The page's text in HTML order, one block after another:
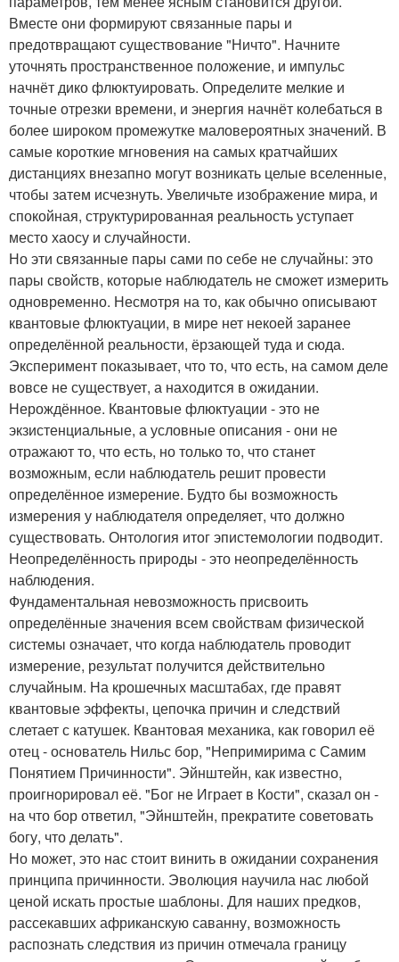
Вместе они формируют связанные пары и
предотвращают существование "Ничто". Начните
уточнять пространственное положение, и импульс
начнёт дико флюктуировать. Определите мелкие и
точные отрезки времени, и энергия начнёт колебаться в
более широком промежутке маловероятных значений. В
самые короткие мгновения на самых кратчайших
дистанциях внезапно могут возникать целые вселенные,
чтобы затем исчезнуть. Увеличьте изображение мира, и
спокойная, структурированная реальность уступает
место хаосу и случайности.
Но эти связанные пары сами по себе не случайны: это
пары свойств, которые наблюдатель не сможет измерить
одновременно. Несмотря на то, как обычно описывают
квантовые флюктуации, в мире нет некоей заранее
определённой реальности, ёрзающей туда и сюда.
Эксперимент показывает, что то, что есть, на самом деле
вовсе не существует, а находится в ожидании.
Нерождённое. Квантовые флюктуации - это не
экзистенциальные, а условные описания - они не
отражают то, что есть, но только то, что станет
возможным, если наблюдатель решит провести
определённое измерение. Будто бы возможность
измерения у наблюдателя определяет, что должно
существовать. Онтология итог эпистемологии подводит.
Неопределённость природы - это неопределённость
наблюдения.
Фундаментальная невозможность присвоить
определённые значения всем свойствам физической
системы означает, что когда наблюдатель проводит
измерение, результат получится действительно
случайным. На крошечных масштабах, где правят
квантовые эффекты, цепочка причин и следствий
слетает с катушек. Квантовая механика, как говорил её
отец - основатель Нильс бор, "Непримирима с Самим
Понятием Причинности". Эйнштейн, как известно,
проигнорировал её. "Бог не Играет в Кости", сказал он -
на что бор ответил, "Эйнштейн, прекратите советовать
богу, что делать".
Но может, это нас стоит винить в ожидании сохранения
принципа причинности. Эволюция научила нас любой
ценой искать простые шаблоны. Для наших предков,
рассекавших африканскую саванну, возможность
распознать следствия из причин отмечала границу